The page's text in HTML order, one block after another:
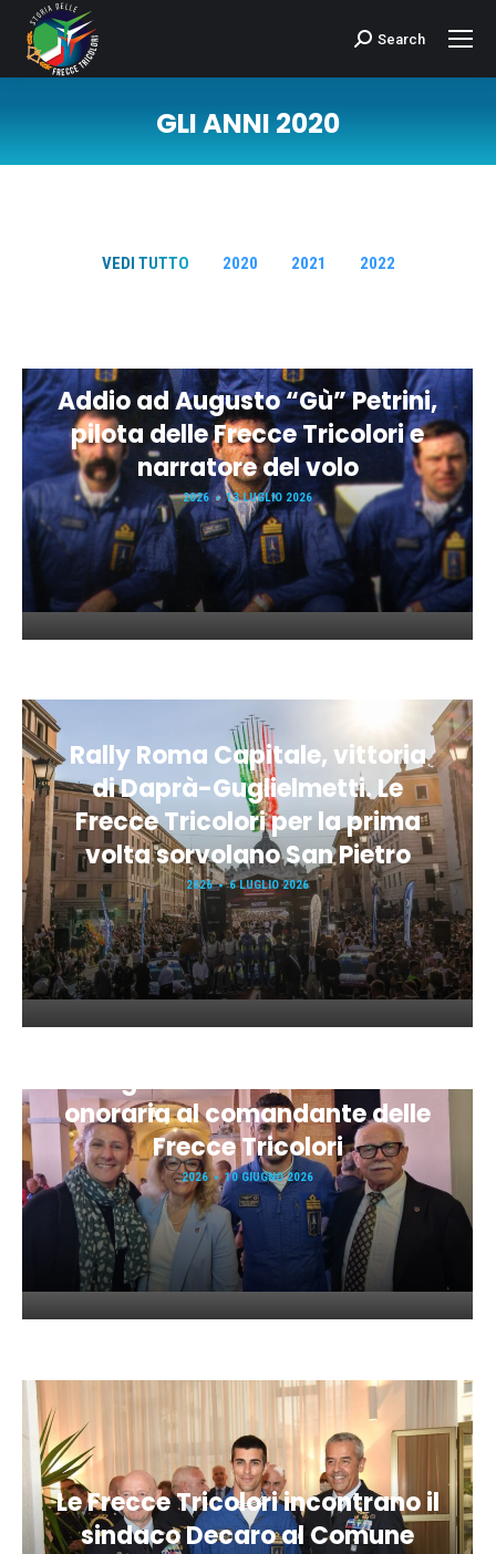
Cerca:Search
GLI ANNI 2020
VEDI TUTTO 2020 2021 2022
Addio ad Augusto “Gù” Petrini,
pilota delle Frecce Tricolori e
narratore del volo
2026 13 LUGLIO 2026
Rally Roma Capitale, vittoria
di Daprà-Guglielmetti. Le
Frecce Tricolori per la prima
volta sorvolano San Pietro
2026 6 LUGLIO 2026
Giugno con la cittadinanza
onoraria al comandante delle
Frecce Tricolori
2026 10 GIUGNO 2026
Le Frecce Tricolori incontrano il
sindaco Decaro al Comune